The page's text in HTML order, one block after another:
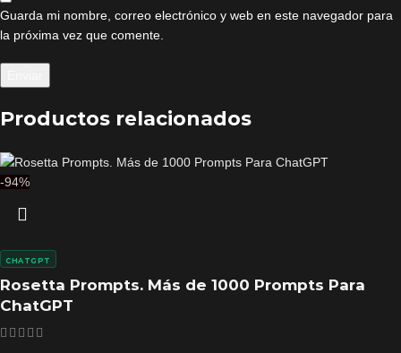
Guarda mi nombre, correo electrónico y web en este navegador para
la próxima vez que comente.
Productos relacionados
-94%
Rosetta Prompts. Más de 1000 Prompts Para
ChatGPT
CHATGPT